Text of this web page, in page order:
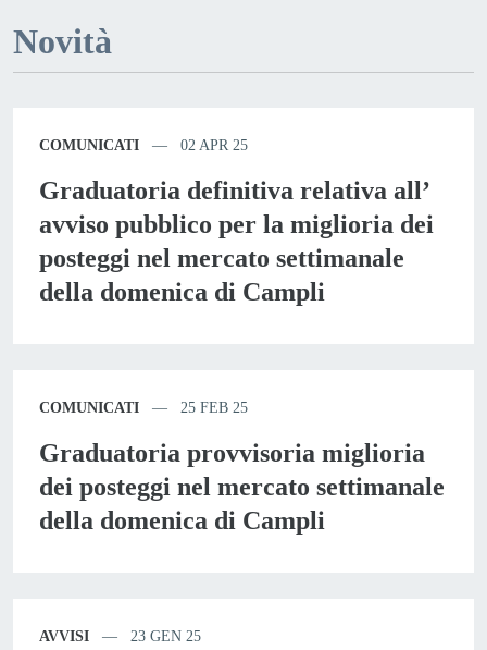
Novità
COMUNICATI 02 APR 25
Graduatoria definitiva relativa all’
avviso pubblico per la miglioria dei
posteggi nel mercato settimanale
della domenica di Campli
COMUNICATI 25 FEB 25
Graduatoria provvisoria miglioria
dei posteggi nel mercato settimanale
della domenica di Campli
AVVISI 23 GEN 25